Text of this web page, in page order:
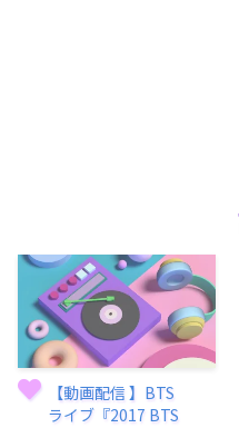
【動画配信 】BTS
ライブ『2017 BTS